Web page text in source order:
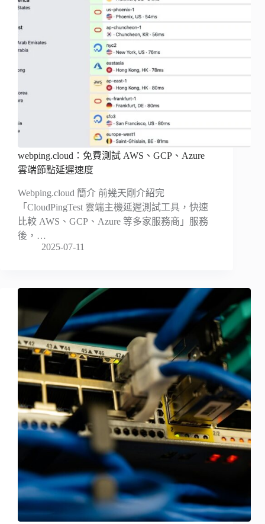
webping.cloud：免費測試 AWS、GCP、Azure
雲端節點延遲速度
Webping.cloud 簡介 前幾天剛介紹完
「CloudPingTest 雲端主機延遲測試工具，快速
比較 AWS、GCP、Azure 等多家服務商」服務
後，…
2025-07-11